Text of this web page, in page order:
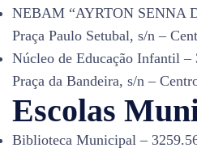
NEBAM “AYRTON SENNA
Praça Paulo Setubal, s/n –
Núcleo de Educação Infantil –
Praça da Bandeira, s/n –
Escolas
Biblioteca Municipal –